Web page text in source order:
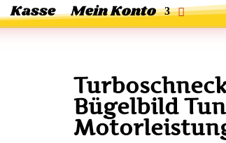
Kasse Mein Konto
Bügelbild